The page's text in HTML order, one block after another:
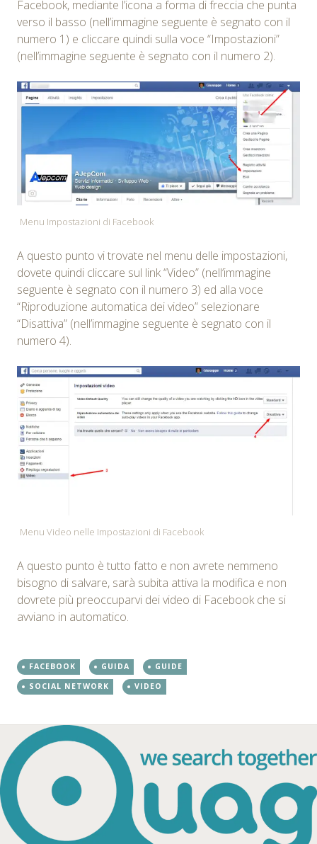
Facebook, mediante l’icona a forma di freccia che punta
verso il basso (nell’immagine seguente è segnato con il
numero 1) e cliccare quindi sulla voce “Impostazioni”
(nell’immagine seguente è segnato con il numero 2).
Menu Impostazioni di Facebook
A questo punto vi trovate nel menu delle impostazioni,
dovete quindi cliccare sul link “Video” (nell’immagine
seguente è segnato con il numero 3) ed alla voce
“Riproduzione automatica dei video” selezionare
“Disattiva” (nell’immagine seguente è segnato con il
numero 4).
Menu Video nelle Impostazioni di Facebook
A questo punto è tutto fatto e non avrete nemmeno
bisogno di salvare, sarà subita attiva la modifica e non
dovrete più preoccuparvi dei video di Facebook che si
avviano in automatico.
FACEBOOK GUIDA
GUIDE
SOCIAL NETWORK
VIDEO